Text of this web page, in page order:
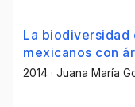
La biodiversidad
mexicanos con
2014 · Juana María